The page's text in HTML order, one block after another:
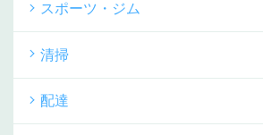
スポーツ・ジム
清掃
配達